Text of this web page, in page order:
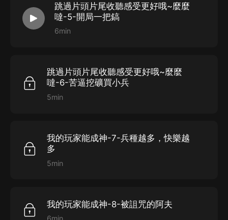
跳過片頭片尾收聽感受更好哦~麼麼
噠-5-開局一把鎬
6min
跳過片頭片尾收聽感受更好哦~麼麼
噠-6-苦逼挖礦買小兵
5min
我的玩家能成神-7-兵種越多，快樂越
多
5min
我的玩家能成神-8-被詛咒的阿夫